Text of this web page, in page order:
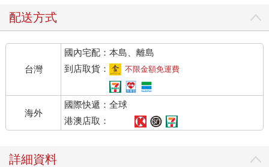
移動。海報下方寫著這麼一句話：老大哥在看著你。
據。這聲音來自一塊長方形金屬板，金屬板看上去像一面黯淡的
鏡子，構成了右邊牆壁的一部分。溫斯頓轉動一個旋鈕，聲音變
輕了一些，但一字一句仍清晰可聞。這裝置（它的名字叫「電
屏」）只能將音量調低，無法徹底關掉。他走到窗口。他個子略
矮和瘦弱，藍色的工作服――黨員一律以這種工作服為制服――
更加突顯出他身子的單薄。他的頭髮相當金黃，臉色天生紅潤。
由於平時用的是粗肥皂和鈍刮鬍刀，加上冬天剛剛過去，他的皮
膚很粗。
上，陣陣小旋風把塵土和紙屑吹得打轉起來。雖然陽光燦爛，天
配送方式
台灣
國內宅配：本島、離島
到店取貨：
不限金額免運費
海外
國際快遞：全球
港澳店取：
詳細資料